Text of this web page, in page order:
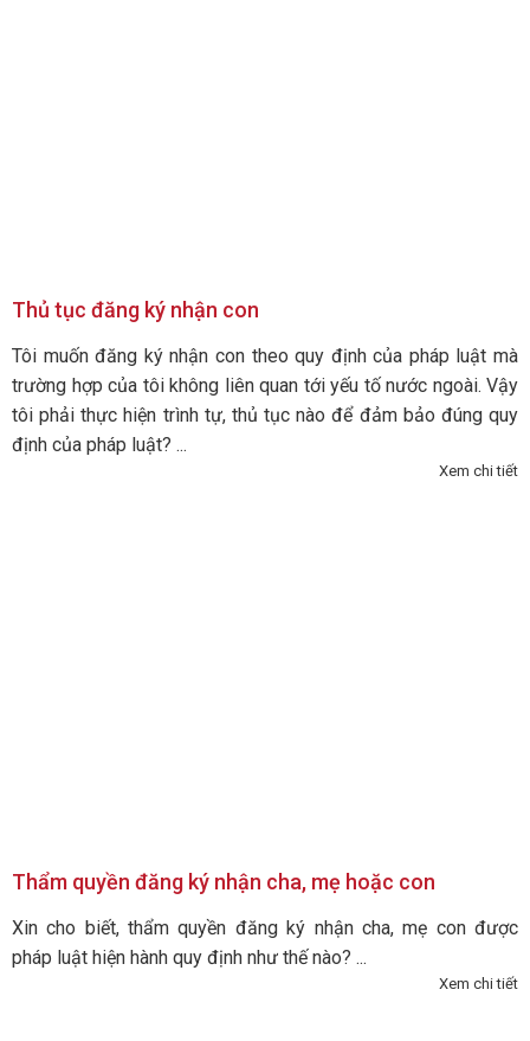
Thủ tục đăng ký nhận con
Tôi muốn đăng ký nhận con theo quy định của pháp luật mà
trường hợp của tôi không liên quan tới yếu tố nước ngoài. Vậy
tôi phải thực hiện trình tự, thủ tục nào để đảm bảo đúng quy
định của pháp luật? ...
Xem chi tiết
Thẩm quyền đăng ký nhận cha, mẹ hoặc con
Xin cho biết, thẩm quyền đăng ký nhận cha, mẹ con được
pháp luật hiện hành quy định như thế nào? ...
Xem chi tiết